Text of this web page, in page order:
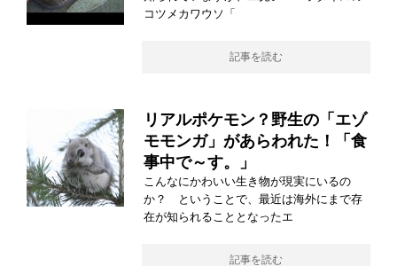
コツメカワウソ「
記事を読む
リアルポケモン？野生の「エゾ
モモンガ」があらわれた！「食
事中で～す。」
こんなにかわいい生き物が現実にいるの
か？ ということで、最近は海外にまで存
在が知られることとなったエ
記事を読む